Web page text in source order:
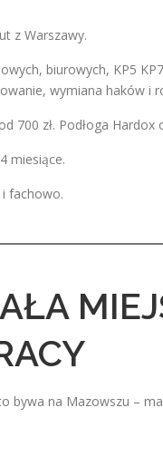
z Warszawy.
biurowych, KP5
wymiana haków i
700 zł. Podłoga Hardox
miesiące.
fachowo.
na Mazowszu –